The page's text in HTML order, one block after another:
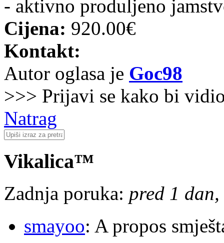
- aktivno produljeno
Cijena: 920.00€
Kontakt:
Autor oglasa je Goc98
>>> Prijavi se kako bi
Natrag
Vikalica™
Zadnja poruka: pred 1
smayoo: A propos